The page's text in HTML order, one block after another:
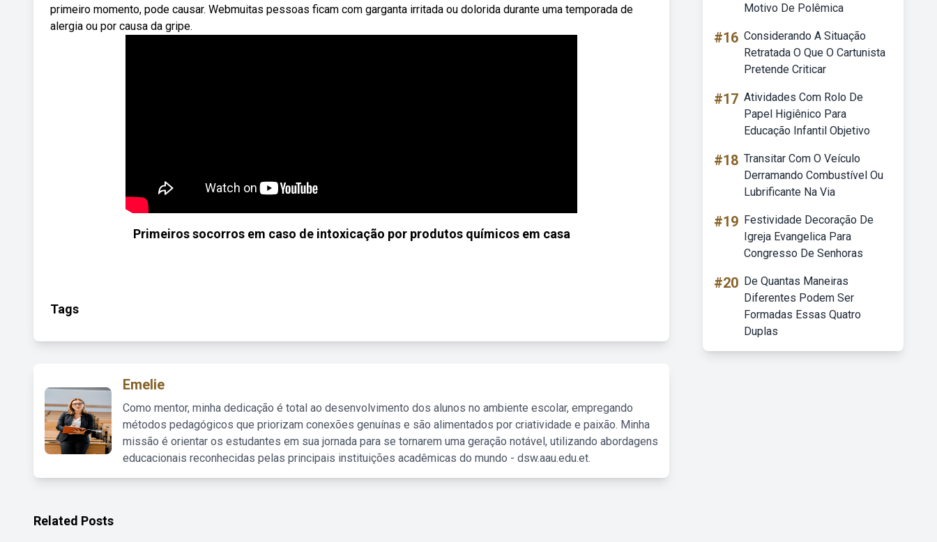
primeiro momento, pode causar. Webmuitas pessoas ficam com garganta irritada ou dolorida durante uma temporada de
alergia ou por causa da gripe.
Primeiros socorros em caso de intoxicação por produtos químicos em casa
Tags
Emelie
Como mentor, minha dedicação é total ao desenvolvimento dos alunos no ambiente escolar, empregando
métodos pedagógicos que priorizam conexões genuínas e são alimentados por criatividade e paixão. Minha
missão é orientar os estudantes em sua jornada para se tornarem uma geração notável, utilizando abordagens
educacionais reconhecidas pelas principais instituições acadêmicas do mundo - dsw.aau.edu.et.
Motivo De Polêmica
#16 Considerando A Situação
Retratada O Que O Cartunista
Pretende Criticar
#17 Atividades Com Rolo De
Papel Higiênico Para
Educação Infantil Objetivo
#18 Transitar Com O Veículo
Derramando Combustível Ou
Lubrificante Na Via
#19 Festividade Decoração De
Igreja Evangelica Para
Congresso De Senhoras
#20 De Quantas Maneiras
Diferentes Podem Ser
Formadas Essas Quatro
Duplas
Related Posts